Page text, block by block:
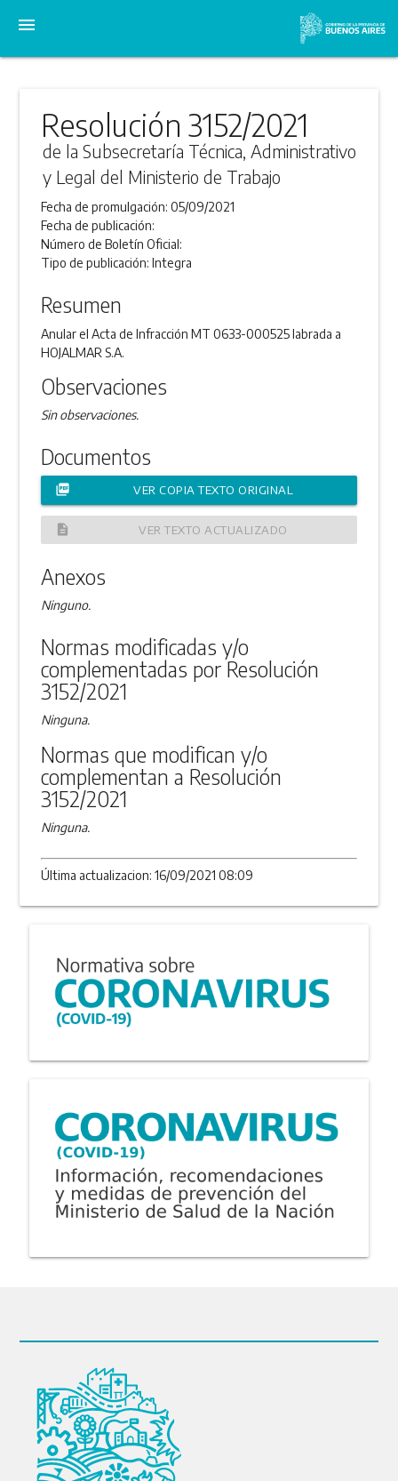
menu
Resolución 3152/2021
de la Subsecretaría Técnica, Administrativo
y Legal del Ministerio de Trabajo
Fecha de promulgación:05/09/2021
Fecha de publicación:
Número de Boletín Oficial:
Tipo de publicación:Integra
Resumen
Anular el Acta de Infracción MT 0633-000525 labrada a
HOJALMAR S.A.
Observaciones
Sin observaciones.
Documentos
picture_as_pdf VER COPIA TEXTO ORIGINAL
description VER TEXTO ACTUALIZADO
Anexos
Ninguno.
Normas modificadas y/o
complementadas por Resolución
3152/2021
Ninguna.
Normas que modifican y/o
complementan a Resolución
3152/2021
Ninguna.
Última actualizacion: 16/09/2021 08:09